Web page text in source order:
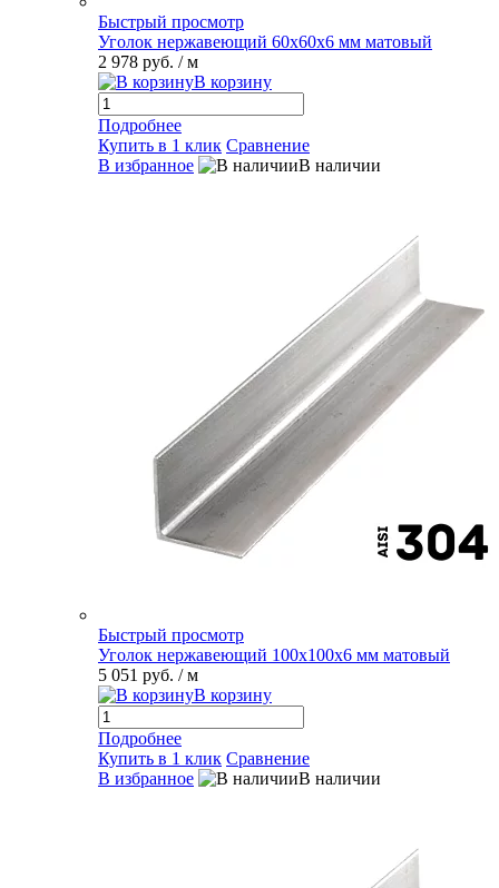
Быстрый просмотр
Уголок нержавеющий 60х60х6 мм матовый
2 978 руб. / м
В корзину
Подробнее
Купить в 1 клик Сравнение
В избранное
В наличии
Быстрый просмотр
Уголок нержавеющий 100х100х6 мм матовый
5 051 руб. / м
В корзину
Подробнее
Купить в 1 клик Сравнение
В избранное
В наличии